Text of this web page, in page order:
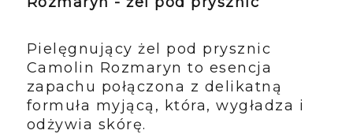
Pielęgnujący żel pod prysznic
Camolin Rozmaryn to esencja
zapachu połączona z delikatną
formuła myjącą, która, wygładza i
odżywia skórę.